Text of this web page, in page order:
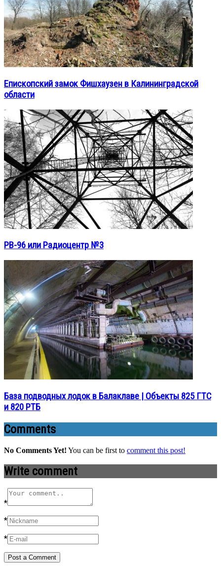
Епископский замок Фишхаузен в Калининградской
области
РВ-96 или Радиоцентр №3
База подводных лодок в Балаклаве | Объекты 825 ГТС
и 820 РТБ
Comments
No Comments Yet! You can be first to comment this post!
Write comment
*
*
*